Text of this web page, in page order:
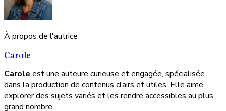
À propos de l'autrice
Carole
Carole est une auteure curieuse et engagée, spécialisée
dans la production de contenus clairs et utiles. Elle aime
explorer des sujets variés et les rendre accessibles au plus
grand nombre.